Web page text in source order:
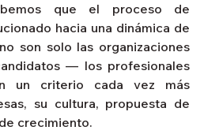
que el proceso de
hacia una dinámica de
son solo las organizaciones
— los profesionales
un criterio cada vez más
su cultura, propuesta de
crecimiento.